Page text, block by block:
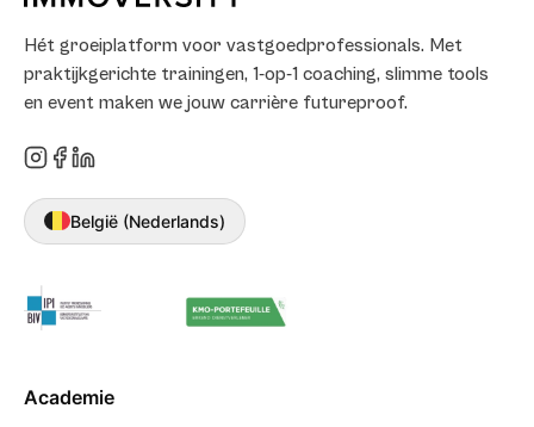
Hét groeiplatform voor vastgoedprofessionals. Met
praktijkgerichte trainingen, 1-op-1 coaching, slimme tools
en event maken we jouw carrière futureproof.
België (Nederlands)
Academie